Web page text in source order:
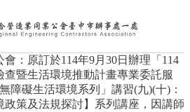
：原訂於114年9月30日辦理「114
暨生活環境推動計畫專業委託服
障礙生活環境系列」講習(九)(十)：
政策及法規探討】系列講座，因講師